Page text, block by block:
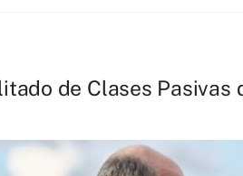
de Clases Pasivas